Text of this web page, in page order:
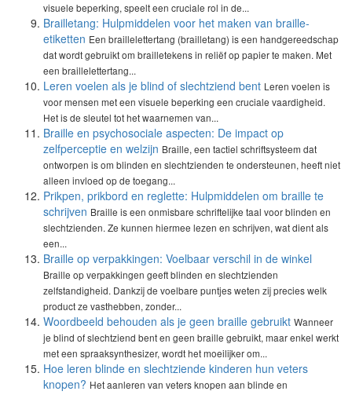
visuele beperking, speelt een cruciale rol in de...
Brailletang: Hulpmiddelen voor het maken van braille-
etiketten Een braillelettertang (brailletang) is een handgereedschap
dat wordt gebruikt om brailletekens in reliëf op papier te maken. Met
een braillelettertang...
Leren voelen als je blind of slechtziend bent Leren voelen is
voor mensen met een visuele beperking een cruciale vaardigheid.
Het is de sleutel tot het waarnemen van...
Braille en psychosociale aspecten: De impact op
zelfperceptie en welzijn Braille, een tactiel schriftsysteem dat
ontworpen is om blinden en slechtzienden te ondersteunen, heeft niet
alleen invloed op de toegang...
Prikpen, prikbord en reglette: Hulpmiddelen om braille te
schrijven Braille is een onmisbare schriftelijke taal voor blinden en
slechtzienden. Ze kunnen hiermee lezen en schrijven, wat dient als
een...
Braille op verpakkingen: Voelbaar verschil in de winkel
Braille op verpakkingen geeft blinden en slechtzienden
zelfstandigheid. Dankzij de voelbare puntjes weten zij precies welk
product ze vasthebben, zonder...
Woordbeeld behouden als je geen braille gebruikt Wanneer
je blind of slechtziend bent en geen braille gebruikt, maar enkel werkt
met een spraaksynthesizer, wordt het moeilijker om...
Hoe leren blinde en slechtziende kinderen hun veters
knopen? Het aanleren van veters knopen aan blinde en